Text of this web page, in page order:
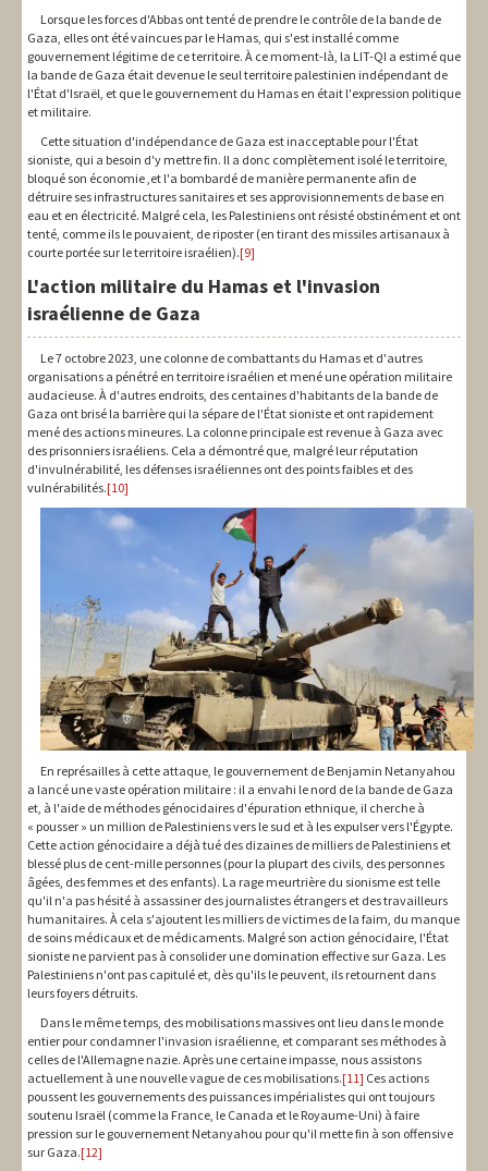
Lorsque les forces d'Abbas ont tenté de prendre le contrôle de la bande de
Gaza, elles ont été vaincues par le Hamas, qui s'est installé comme
gouvernement légitime de ce territoire. À ce moment-là, la LIT-QI a estimé que
la bande de Gaza était devenue le seul territoire palestinien indépendant de
l'État d'Israël, et que le gouvernement du Hamas en était l'expression politique
et militaire.
Cette situation d'indépendance de Gaza est inacceptable pour l'État
sioniste, qui a besoin d'y mettre fin. Il a donc complètement isolé le territoire,
bloqué son économie ,et l'a bombardé de manière permanente afin de
détruire ses infrastructures sanitaires et ses approvisionnements de base en
eau et en électricité. Malgré cela, les Palestiniens ont résisté obstinément et ont
tenté, comme ils le pouvaient, de riposter (en tirant des missiles artisanaux à
courte portée sur le territoire israélien).[9]
L'action militaire du Hamas et l'invasion
israélienne de Gaza
Le 7 octobre 2023, une colonne de combattants du Hamas et d'autres
organisations a pénétré en territoire israélien et mené une opération militaire
audacieuse. À d'autres endroits, des centaines d'habitants de la bande de
Gaza ont brisé la barrière qui la sépare de l'État sioniste et ont rapidement
mené des actions mineures. La colonne principale est revenue à Gaza avec
des prisonniers israéliens. Cela a démontré que, malgré leur réputation
d'invulnérabilité, les défenses israéliennes ont des points faibles et des
vulnérabilités.[10]
En représailles à cette attaque, le gouvernement de Benjamin Netanyahou
a lancé une vaste opération militaire : il a envahi le nord de la bande de Gaza
et, à l'aide de méthodes génocidaires d'épuration ethnique, il cherche à
« pousser » un million de Palestiniens vers le sud et à les expulser vers l'Égypte.
Cette action génocidaire a déjà tué des dizaines de milliers de Palestiniens et
blessé plus de cent-mille personnes (pour la plupart des civils, des personnes
âgées, des femmes et des enfants). La rage meurtrière du sionisme est telle
qu'il n'a pas hésité à assassiner des journalistes étrangers et des travailleurs
humanitaires. À cela s'ajoutent les milliers de victimes de la faim, du manque
de soins médicaux et de médicaments. Malgré son action génocidaire, l'État
sioniste ne parvient pas à consolider une domination effective sur Gaza. Les
Palestiniens n'ont pas capitulé et, dès qu'ils le peuvent, ils retournent dans
leurs foyers détruits.
Dans le même temps, des mobilisations massives ont lieu dans le monde
entier pour condamner l'invasion israélienne, et comparant ses méthodes à
celles de l'Allemagne nazie. Après une certaine impasse, nous assistons
actuellement à une nouvelle vague de ces mobilisations.[11] Ces actions
poussent les gouvernements des puissances impérialistes qui ont toujours
soutenu Israël (comme la France, le Canada et le Royaume-Uni) à faire
pression sur le gouvernement Netanyahou pour qu'il mette fin à son offensive
sur Gaza.[12]